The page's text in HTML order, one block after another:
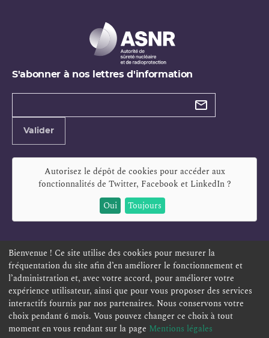
S'abonner à nos lettres d'information
Types de
Valider
Autorisez le dépôt de cookies pour accéder aux
fonctionnalités de Twitter, Facebook et LinkedIn?
Oui
Toujours
ESPACE PERSONNEL OFFRES D'EMPLOI SIGNALEMENT
TÉLÉSERVICES PLAN DU SITE
ACCESSIBILITÉ POLITIQUE DE CONFIDENTIALITÉ
MENTIONS LÉGALES CONTACT
Bienvenue ! Ce site utilise des cookies pour mesurer la
fréquentation du site afin d’en améliorer le fonctionnement et
l’administration et, avec votre accord, pour améliorer votre
expérience utilisateur, ainsi que pour vous proposer des services
interactifs fournis par nos partenaires. Nous conservons votre
choix pendant 6 mois. Vous pouvez changer ce choix à tout
moment en vous rendant sur la page Mentions légales